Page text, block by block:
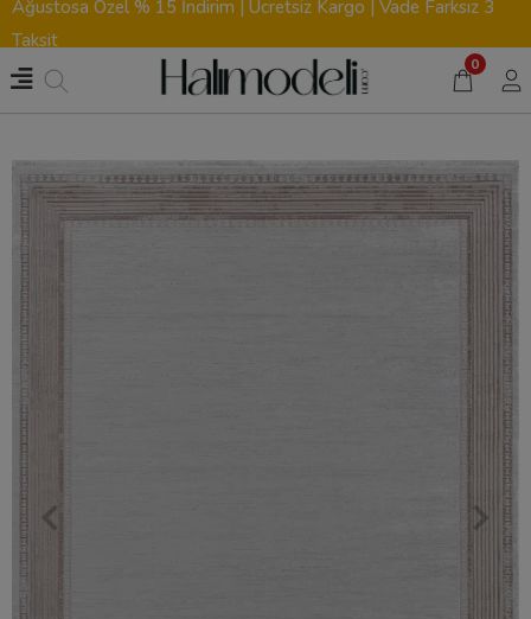
Ağustosa Özel % 15 İndirim | Ücretsiz Kargo | Vade Farksız 3
Taksit
0